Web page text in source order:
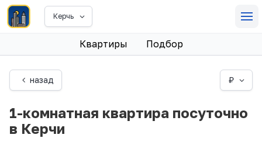
Керчь
Квартиры Подбор
назад ₽
1-комнатная квартира посуточно
в Керчи